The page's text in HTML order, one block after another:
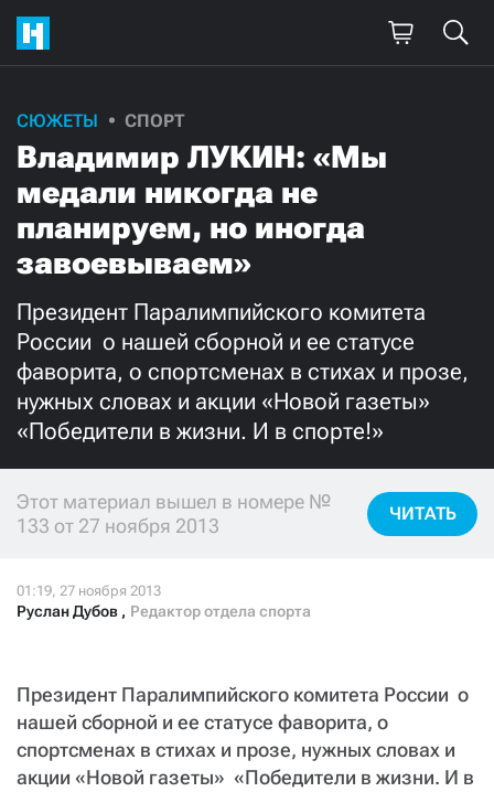
СЮЖЕТЫ СПОРТ
Владимир ЛУКИН: «Мы
медали никогда не
планируем, но иногда
завоевываем»
Президент Паралимпийского комитета
России  о нашей сборной и ее статусе
фаворита, о спортсменах в стихах и прозе,
нужных словах и акции «Новой газеты» 
«Победители в жизни. И в спорте!»
Этот материал вышел в номере №
133 от 27 ноября 2013
ЧИТАТЬ
Руслан Дубов , Редактор отдела спорта
Президент Паралимпийского комитета России  о
нашей сборной и ее статусе фаворита, о
спортсменах в стихах и прозе, нужных словах и
акции «Новой газеты»  «Победители в жизни. И в
Поддержите
нашу работу!
Ежемесячно
3000
500 300
СТАТЬ СОУЧАСТНИКОМ
ПОДЕЛИТЬСЯ С ДРУЗЬЯМИ
звоните:
+7 (929) 612-03-68